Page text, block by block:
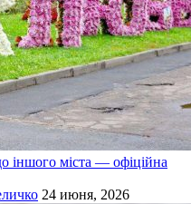
іншого міста — офіційна
24 июня, 2026